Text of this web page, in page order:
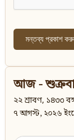
আজ -
২২ শ্রাবণ, ১৪৩৩
৭ আগস্ট, ২০২৬